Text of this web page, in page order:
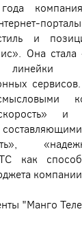
и
Она стала
и
как
"Манго